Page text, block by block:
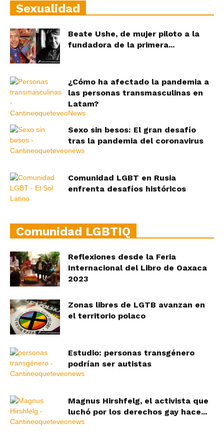
Sexualidad
Beate Ushe, de mujer piloto a la
fundadora de la primera...
¿Cómo ha afectado la pandemia a
las personas transmasculinas en
Latam?
Sexo sin besos: El gran desafío
tras la pandemia del coronavirus
Comunidad LGBT en Rusia
enfrenta desafíos históricos
Comunidad LGBTIQ
Reflexiones desde la Feria
Internacional del Libro de Oaxaca
2023
Zonas libres de LGTB avanzan en
el territorio polaco
Estudio: personas transgénero
podrían ser autistas
Magnus Hirshfelg, el activista que
luchó por los derechos gay hace...